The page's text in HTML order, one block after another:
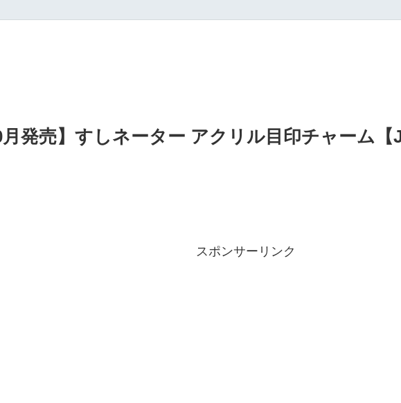
月発売】すしネーター アクリル目印チャーム【
スポンサーリンク